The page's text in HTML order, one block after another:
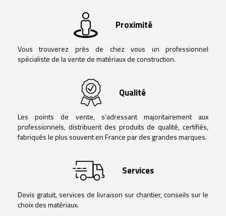
Proximité
Vous trouverez près de chez vous un professionnel
spécialiste de la vente de matériaux de construction.
Qualité
Les points de vente, s’adressant majoritairement aux
professionnels, distribuent des produits de qualité, certifiés,
fabriqués le plus souvent en France par des grandes marques.
Services
Devis gratuit, services de livraison sur chantier, conseils sur le
choix des matériaux.